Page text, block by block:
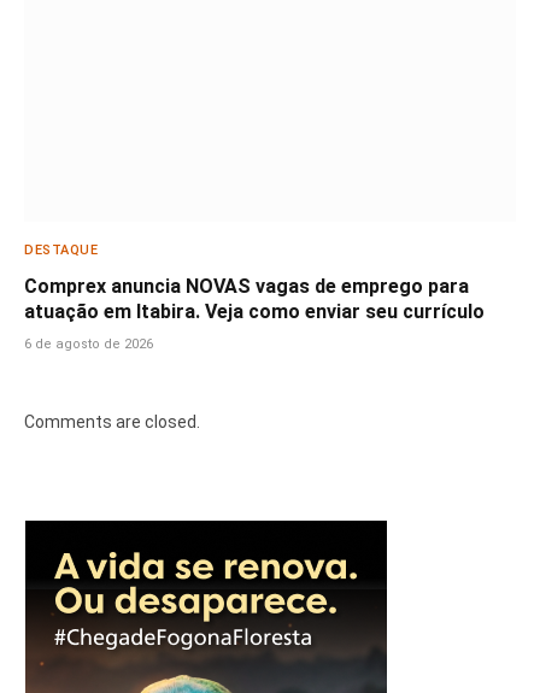
DESTAQUE
Comprex anuncia NOVAS vagas de emprego para
atuação em Itabira. Veja como enviar seu currículo
6 de agosto de 2026
Comments are closed.